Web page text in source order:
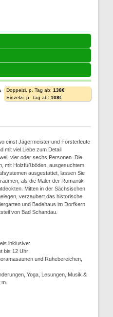
Doppelzi. p. Tag ab: 138€
Einzelzi. p. Tag ab: 108€
einst Jägermeister und Försterleute
mit viel Liebe zum Detail
vier oder sechs Personen. Die
mit Holzfußböden, ausgesuchtem
ausgestattet, lassen Sie
als die Maler der Romantik
Mitten in der Sächsischen
verzaubert das historische
und Badehaus im Dorfkern
von Bad Schandau.
inklusive:
bis 12 Uhr
und Ruhebereichen,
Yoga, Lesungen, Musik &